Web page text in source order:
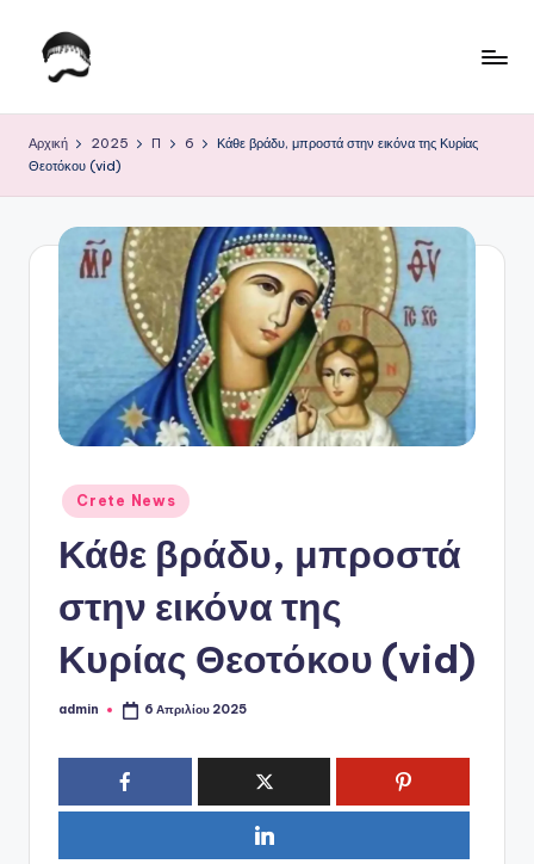
Μετάβαση
ο
Κ
Αρχική 2025 Π 6
Κάθε βράδυ, μπροστά στην εικόνα της Κυρίας
Θεοτόκου (vid)
Αναρτήθηκε
σε
Crete News
Κάθε βράδυ, μπροστά
στην εικόνα της
Κυρίας Θεοτόκου (vid)
Συγγραφέας:
admin 6 Απριλίου 2025